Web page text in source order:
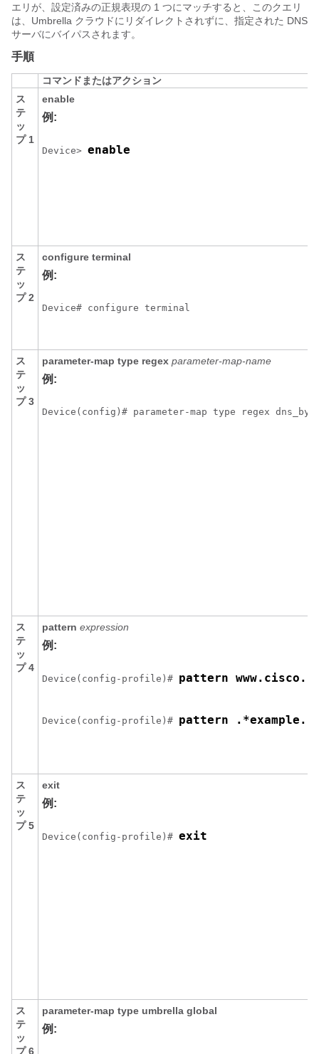
エリが、設定済みの正規表現の 1 つにマッチすると、このクエリ
は、Umbrella クラウドにリダイレクトされずに、指定された DNS
サーバにバイパスされます。
手順
コマンドまたはアクション
ス
テ
ッ
プ 1
enable
例:
Device> enable
ス
テ
ッ
プ 2
configure terminal
例:
Device# configure terminal
ス
テ
ッ
プ 3
parameter-map type regex parameter-map-name
例:
Device(config)# parameter-map type regex
ス
テ
ッ
プ 4
pattern expression
例:
Device(config-profile)# pattern
Device(config-profile)# pattern
ス
テ
ッ
プ 5
exit
例:
Device(config-profile)# exit
ス
テ
ッ
プ 6
parameter-map type umbrella global
例: